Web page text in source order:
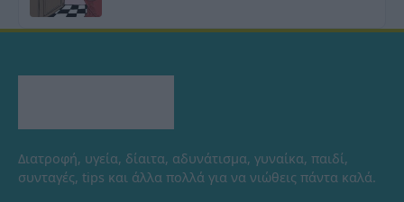
Διατροφή, υγεία, δίαιτα, αδυνάτισμα, γυναίκα, παιδί,
συνταγές, tips και άλλα πολλά για να νιώθεις πάντα καλά.